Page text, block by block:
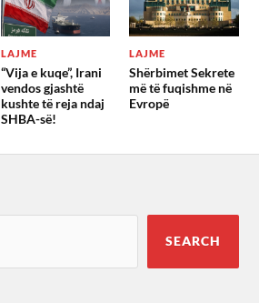
LAJME
“Vija e kuqe”, Irani
vendos gjashtë
kushte të reja ndaj
SHBA-së!
LAJME
Shërbimet Sekrete
më të fuqishme në
Evropë
SEARCH